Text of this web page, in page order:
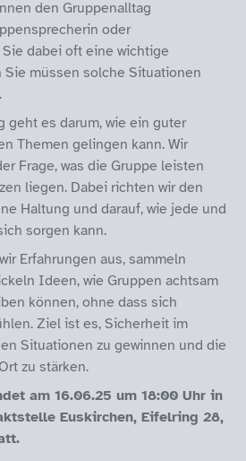
den Gruppenalltag
oder
dabei oft eine wichtige
Sie müssen solche Situationen
geht es darum, wie ein guter
Themen gelingen kann. Wir
Frage, was die Gruppe leisten
liegen. Dabei richten wir den
Haltung und darauf, wie jede und
sorgen kann.
Erfahrungen aus, sammeln
Ideen, wie Gruppen achtsam
können, ohne dass sich
Ziel ist es, Sicherheit im
Situationen zu gewinnen und die
zu stärken.
am 16.06.25 um 18:00 Uhr in
Euskirchen, Eifelring 28,